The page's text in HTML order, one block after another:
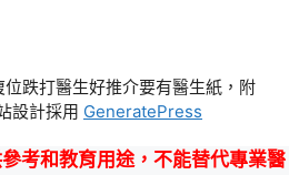
跌打醫生好推介要有醫生紙，附
設計採用 GeneratePress
參考和教育用途，不能替代專業醫